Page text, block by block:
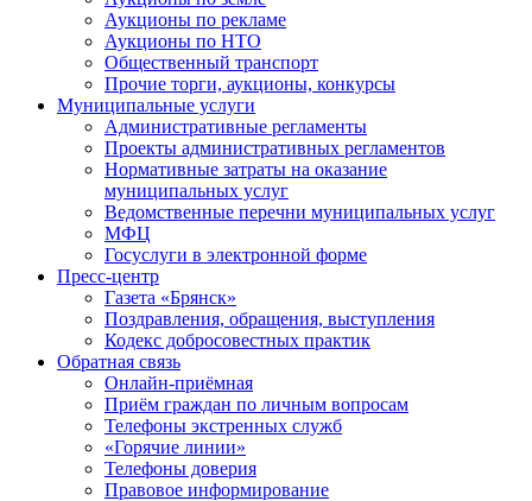
Аукционы по рекламе
Аукционы по НТО
Общественный транспорт
Прочие торги, аукционы, конкурсы
Муниципальные услуги
Административные регламенты
Проекты административных регламентов
Нормативные затраты на оказание
муниципальных услуг
Ведомственные перечни муниципальных услуг
МФЦ
Госуслуги в электронной форме
Пресс-центр
Газета «Брянск»
Поздравления, обращения, выступления
Кодекс добросовестных практик
Обратная связь
Онлайн-приёмная
Приём граждан по личным вопросам
Телефоны экстренных служб
«Горячие линии»
Телефоны доверия
Правовое информирование